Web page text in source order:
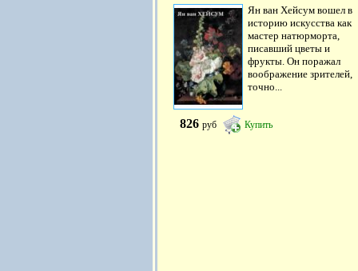
Ян ван Хейсум вошел в
историю искусства как
мастер натюрморта,
писавший цветы и
фрукты. Он поражал
воображение зрителей,
точно...
826 руб Купить